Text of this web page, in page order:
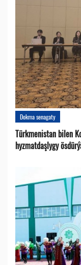
Dokma senagaty
Türkmenistan bilen
hyzmatdaşlygy